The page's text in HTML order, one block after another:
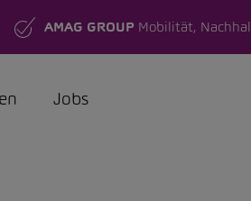
AMAG GROUP Mobilität,
Jobs